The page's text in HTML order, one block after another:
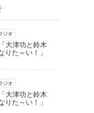
ジオ
大津功と鈴木
りた～い！」
ジオ
大津功と鈴木
りた～い！」